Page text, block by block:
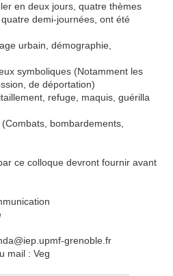
en deux jours, quatre thèmes
demi-journées, ont été
urbain, démographie,
symboliques (Notamment les
de déportation)
refuge, maquis, guérilla
bombardements,
ce colloque devront fournir avant
grenoble.fr
mail : Veg